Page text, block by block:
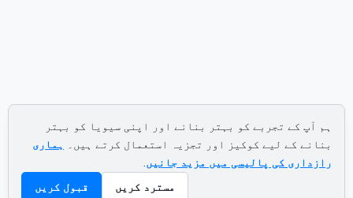
ہم آپ کے تجربے کو بہتر بنانے اور اپنی سیویا کو بہتر
بنانے کے لیے کوکیز اور تجزیہ استعمال کرتے ہیں۔ ہماری
رازداری کی پالیسی میں مزید جانیں.
مسترد کریں
قبول کریں